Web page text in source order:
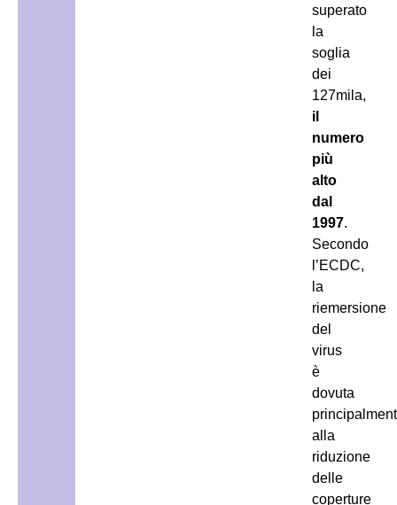
superato
la
soglia
dei
127mila,
il
numero
più
alto
dal
1997.
Secondo
l’ECDC,
la
riemersione
del
virus
è
dovuta
alla
riduzione
delle
coperture